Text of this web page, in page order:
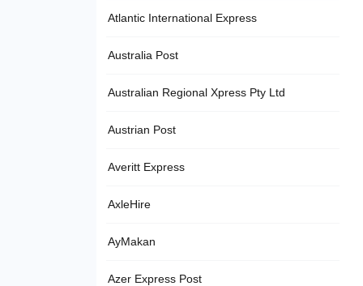
Atlantic International Express
Australia Post
Australian Regional Xpress Pty Ltd
Austrian Post
Averitt Express
AxleHire
AyMakan
Azer Express Post